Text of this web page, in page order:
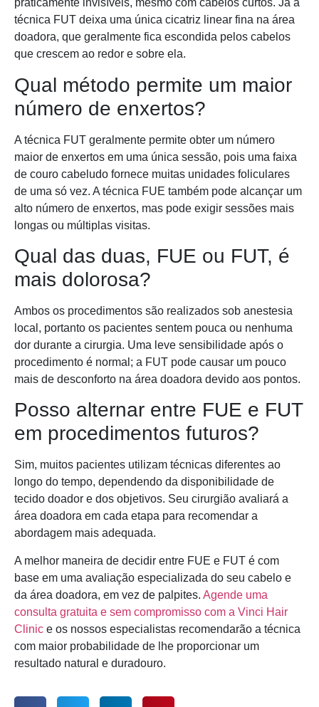
praticamente invisíveis, mesmo com cabelos curtos. Já a
técnica FUT deixa uma única cicatriz linear fina na área
doadora, que geralmente fica escondida pelos cabelos
que crescem ao redor e sobre ela.
Qual método permite um maior
número de enxertos?
A técnica FUT geralmente permite obter um número
maior de enxertos em uma única sessão, pois uma faixa
de couro cabeludo fornece muitas unidades foliculares
de uma só vez. A técnica FUE também pode alcançar um
alto número de enxertos, mas pode exigir sessões mais
longas ou múltiplas visitas.
Qual das duas, FUE ou FUT, é
mais dolorosa?
Ambos os procedimentos são realizados sob anestesia
local, portanto os pacientes sentem pouca ou nenhuma
dor durante a cirurgia. Uma leve sensibilidade após o
procedimento é normal; a FUT pode causar um pouco
mais de desconforto na área doadora devido aos pontos.
Posso alternar entre FUE e FUT
em procedimentos futuros?
Sim, muitos pacientes utilizam técnicas diferentes ao
longo do tempo, dependendo da disponibilidade de
tecido doador e dos objetivos. Seu cirurgião avaliará a
área doadora em cada etapa para recomendar a
abordagem mais adequada.
A melhor maneira de decidir entre FUE e FUT é com
base em uma avaliação especializada do seu cabelo e
da área doadora, em vez de palpites. Agende uma
consulta gratuita e sem compromisso com a Vinci Hair
Clinic e os nossos especialistas recomendarão a técnica
com maior probabilidade de lhe proporcionar um
resultado natural e duradouro.